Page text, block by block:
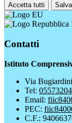
Accetta tutti
Contatti
Istituto
Via
Tel:
Email:
PEC:
C.F.: